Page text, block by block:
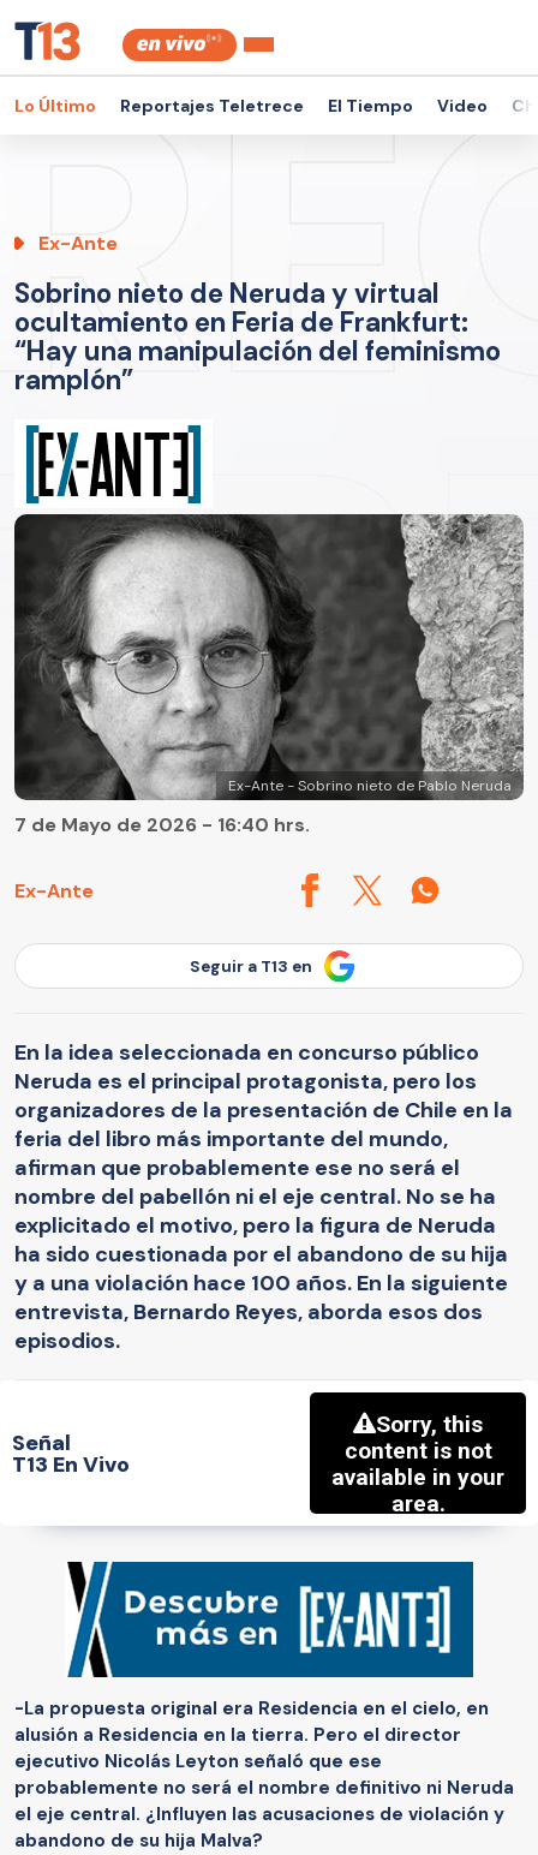
Lo Último Reportajes Teletrece El Tiempo Video
Ex-Ante
Sobrino nieto de Neruda y virtual
ocultamiento en Feria de Frankfurt:
“Hay una manipulación del feminismo
ramplón”
Ex-Ante - Sobrino nieto de Pablo Neruda
Ex-Ante
7 de Mayo de 2026 - 16:40 hrs.
Seguir a T13 en
En la idea seleccionada en concurso público
Neruda es el principal protagonista, pero los
organizadores de la presentación de Chile en la
feria del libro más importante del mundo,
afirman que probablemente ese no será el
nombre del pabellón ni el eje central. No se ha
explicitado el motivo, pero la figura de Neruda
ha sido cuestionada por el abandono de su hija
y a una violación hace 100 años. En la siguiente
entrevista, Bernardo Reyes, aborda esos dos
episodios.
Señal
T13 En Vivo
-La propuesta original era Residencia en el cielo, en
alusión a Residencia en la tierra. Pero el director
ejecutivo Nicolás Leyton señaló que ese
probablemente no será el nombre definitivo ni Neruda
el eje central. ¿Influyen las acusaciones de violación y
abandono de su hija Malva?